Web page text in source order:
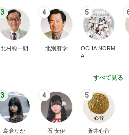
3
北村総一朗
4
北別府学
5
OCHA NORM
A
すべて見る
3
島倉りか
4
石 安伊
5
蒼井心音